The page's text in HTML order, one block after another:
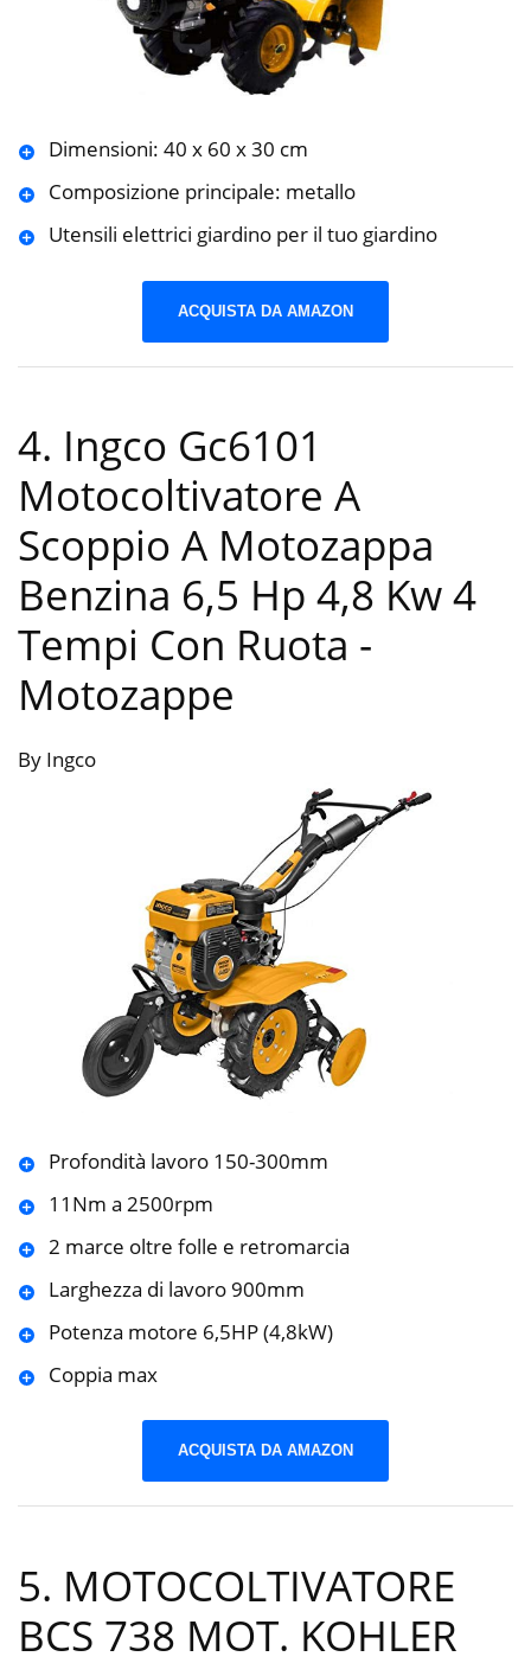
Dimensioni: 40 x 60 x 30 cm
Composizione principale: metallo
Utensili elettrici giardino per il tuo giardino
ACQUISTA DA AMAZON
4. Ingco Gc6101
Motocoltivatore A
Scoppio A Motozappa
Benzina 6,5 Hp 4,8 Kw 4
Tempi Con Ruota -
Motozappe
By Ingco
Profondità lavoro 150-300mm
11Nm a 2500rpm
2 marce oltre folle e retromarcia
Larghezza di lavoro 900mm
Potenza motore 6,5HP (4,8kW)
Coppia max
ACQUISTA DA AMAZON
5. MOTOCOLTIVATORE
BCS 738 MOT. KOHLER